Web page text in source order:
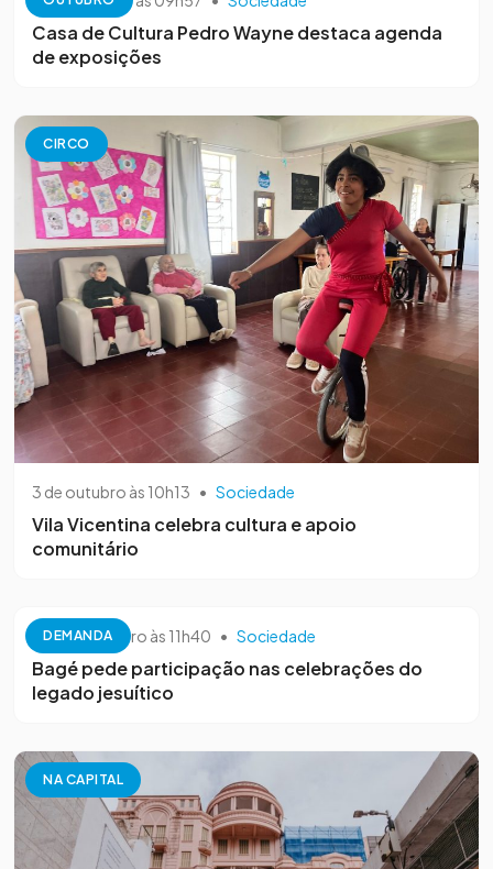
Casa de Cultura Pedro Wayne destaca agenda
de exposições
CIRCO
3 de outubro às 10h13 • Sociedade
Vila Vicentina celebra cultura e apoio
comunitário
DEMANDA
26 de setembro às 11h40 • Sociedade
Bagé pede participação nas celebrações do
legado jesuítico
NA CAPITAL